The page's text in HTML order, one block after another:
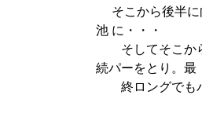
そこから後半に
池 に・・・
そしてそこから
続パーをとり。最
終ロングでもパ